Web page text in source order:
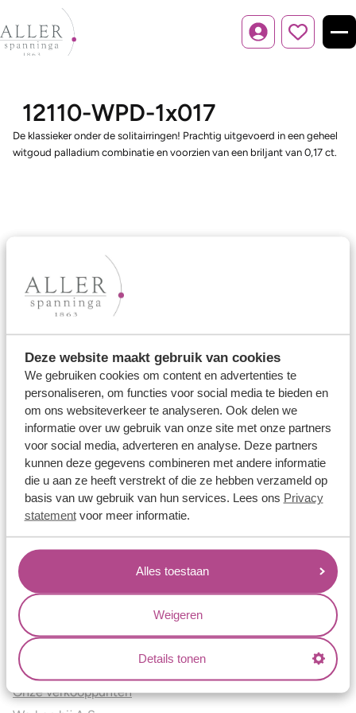
Deze website maakt gebruik van cookies
We gebruiken cookies om content en advertenties te
personaliseren, om functies voor social media te bieden en
om ons websiteverkeer te analyseren. Ook delen we
informatie over uw gebruik van onze site met onze partners
voor social media, adverteren en analyse. Deze partners
kunnen deze gegevens combineren met andere informatie
die u aan ze heeft verstrekt of die ze hebben verzameld op
basis van uw gebruik van hun services. Lees ons Privacy
statementvoor meer informatie.
Alles toestaan
Weigeren
Details tonen
Inloggen
12110-WPD-1x017
De klassieker onder de solitairringen! Prachtig uitgevoerd in een geheel
witgoud palladium combinatie en voorzien van een briljant van 0,17 ct.
Ons aanbod
Trouwringen
Memoireringen
Verlovingsringen
Vriendschapsringen
Over ons
Aller Spanninga
Historie
Certificaten
Blogs
Jouw voordelen
Conflictvrije Materialen
Oneindig veel mogelijkheden
Kwaliteit
Juweliers & Contact
Onze verkooppunten